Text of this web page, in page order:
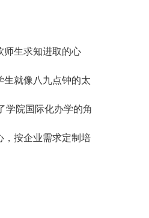
生求知进取的心
生就像八九点钟的太
学院国际化办学的角
，按企业需求定制培